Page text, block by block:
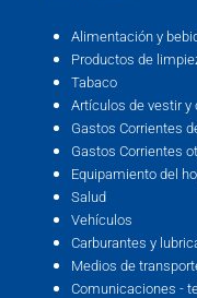
Alimentación y
Productos de
Tabaco
Artículos de vestir y
Gastos Corrientes
Gastos Corrientes
Equipamiento del
Salud
Vehículos
Carburantes y
Medios de
Comunicaciones -